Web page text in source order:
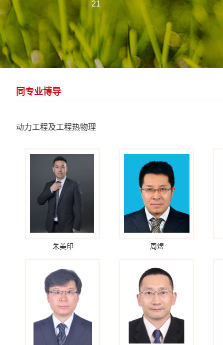
21
同专业博导
动力工程及工程热物理
朱美印 周煜